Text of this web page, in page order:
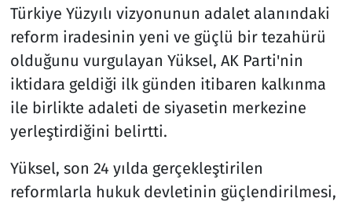
Türkiye Yüzyılı vizyonunun adalet alanındaki
reform iradesinin yeni ve güçlü bir tezahürü
olduğunu vurgulayan Yüksel, AK Parti'nin
iktidara geldiği ilk günden itibaren kalkınma
ile birlikte adaleti de siyasetin merkezine
yerleştirdiğini belirtti.
Yüksel, son 24 yılda gerçekleştirilen
reformlarla hukuk devletinin güçlendirilmesi,